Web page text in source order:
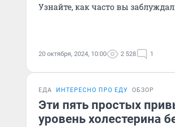
Узнайте, как часто вы
20 октября, 2024, 10:00 2 528 1
ЕДА ИНТЕРЕСНО ПРО ЕДУ ОБЗОР
Эти пять простых
уровень холестерина